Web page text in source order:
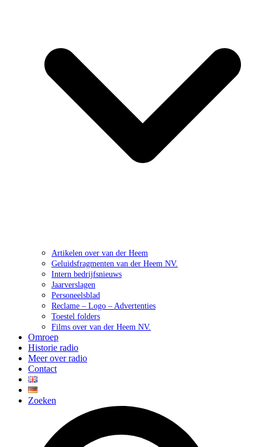
Artikelen over van der Heem
Geluidsfragmenten van der Heem NV.
Intern bedrijfsnieuws
Jaarverslagen
Personeelsblad
Reclame – Logo – Advertenties
Toestel folders
Films over van der Heem NV.
Omroep
Historie radio
Meer over radio
Contact
Zoeken